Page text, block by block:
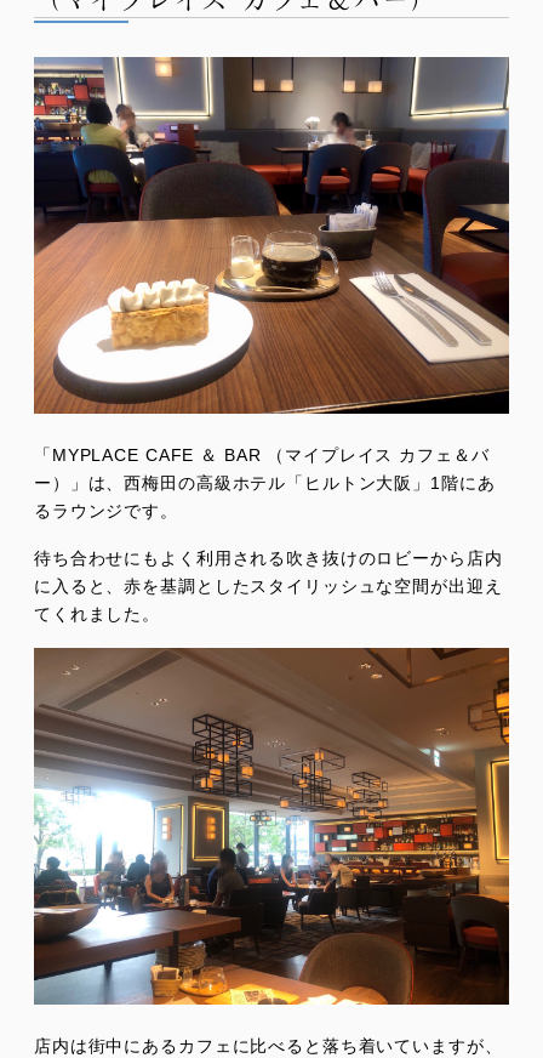
「MYPLACE CAFE ＆ BAR （マイプレイス カフェ＆バ
ー）」は、西梅田の高級ホテル「ヒルトン大阪」1階にあ
るラウンジです。
待ち合わせにもよく利用される吹き抜けのロビーから店内
に入ると、赤を基調としたスタイリッシュな空間が出迎え
てくれました。
店内は街中にあるカフェに比べると落ち着いていますが、